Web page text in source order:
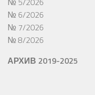
№ 6/2026
№ 7/2026
№ 8/2026
АРХИВ 2019-2025